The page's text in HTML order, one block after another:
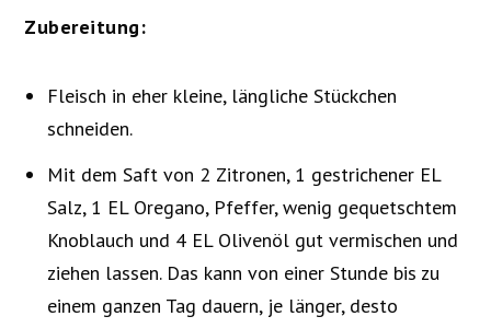
Zubereitung:
Fleisch in eher kleine, längliche Stückchen
schneiden.
Mit dem Saft von 2 Zitronen, 1 gestrichener EL
Salz, 1 EL Oregano, Pfeffer, wenig gequetschtem
Knoblauch und 4 EL Olivenöl gut vermischen und
ziehen lassen. Das kann von einer Stunde bis zu
einem ganzen Tag dauern, je länger, desto